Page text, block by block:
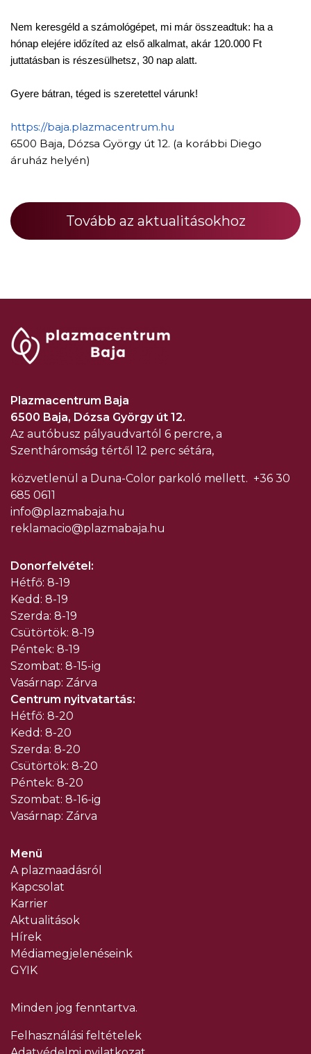
Nem keresgéld a számológépet, mi már összeadtuk: ha a
hónap elejére időzíted az első alkalmat, akár 120.000 Ft
juttatásban is részesülhetsz, 30 nap alatt.
Gyere bátran, téged is szeretettel várunk!
https://baja.plazmacentrum.hu
6500 Baja, Dózsa György út 12. (a korábbi Diego
áruház helyén)
Tovább az aktualitásokhoz
Plazmacentrum Baja
6500 Baja, Dózsa György út 12.
Az autóbusz pályaudvartól 6 percre, a
Szentháromság tértől 12 perc sétára,
közvetlenül a Duna-Color parkoló mellett. +36 30
685 0611
info@plazmabaja.hu
reklamacio@plazmabaja.hu
Donorfelvétel:
Hétfő: 8-19
Kedd: 8-19
Szerda: 8-19
Csütörtök: 8-19
Péntek: 8-19
Szombat: 8-15-ig
Vasárnap: Zárva
Centrum nyitvatartás:
Hétfő: 8-20
Kedd: 8-20
Szerda: 8-20
Csütörtök: 8-20
Péntek: 8-20
Szombat: 8-16-ig
Vasárnap: Zárva
Menü
A plazmaadásról
Kapcsolat
Karrier
Aktualitások
Hírek
Médiamegjelenéseink
GYIK
Minden jog fenntartva.
Felhasználási feltételek